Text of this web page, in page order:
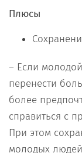
Плюсы
– Если
перенести
более
справиться с
При этом
молодых